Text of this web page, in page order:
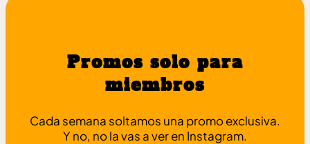
Promos solo para
miembros
Cada semana soltamos una promo exclusiva.
Y no, no la vas a ver en Instagram.